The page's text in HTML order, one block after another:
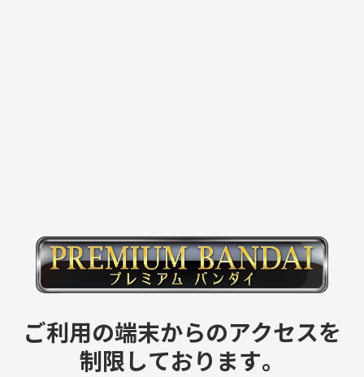
ご利用の端末からのアクセスを
制限しております。